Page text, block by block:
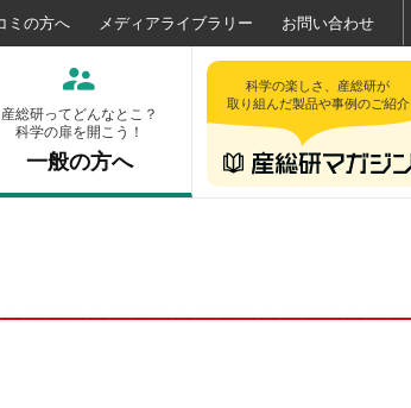
ミの方へ メディアライブラリー お問い合わせ
産総研ってどんなとこ？
科学の扉を開こう！
一般の方へ
科学の楽しさ、産総研が
取り組んだ製品や事例のご紹介